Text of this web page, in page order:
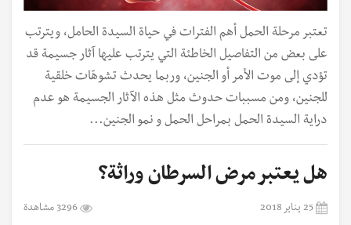
تعتبر مرحلة الحمل أهم الفترات في حياة السيدة الحامل، ويترتب
على بعض من التفاصيل الخاطئة التي يترتب عليها آثار جسيمة قد
تؤدي إلى موت الأمر أو الجنين، وربما يحدث تشوهّات خلقية
للجنين، ومن مسببات حدوث مثل هذه الآثار الجسيمة هو عدم
دراية السيدة الحمل بمراحل الحمل و نمو الجنين...
هل يعتبر مرض السرطان وراثة؟
25 يناير 2018 3296 مشاهدة